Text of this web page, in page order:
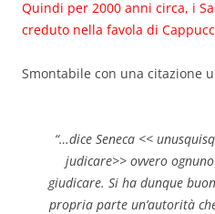
Quindi per 2000 anni circa, i
creduto nella favola di
Smontabile con una citazione
“…dice Seneca <<
judicare>> ovvero
giudicare. Si ha dunque
propria parte un’autorità